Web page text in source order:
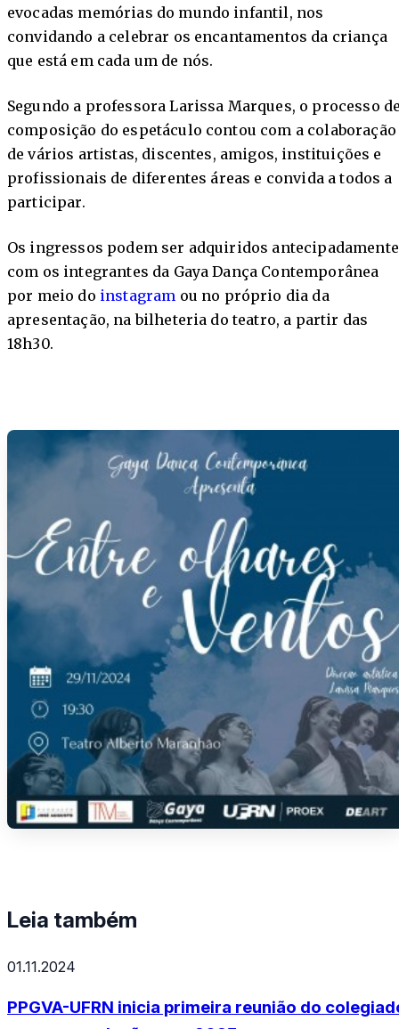
evocadas memórias do mundo infantil, nos
convidando a celebrar os encantamentos da criança
que está em cada um de nós.
Segundo a professora Larissa Marques, o processo
composição do espetáculo contou com a colaboração
de vários artistas, discentes, amigos, instituições e
profissionais de diferentes áreas e convida a todos a
participar.
Os ingressos podem ser adquiridos antecipadamente
com os integrantes da Gaya Dança Contemporânea
por meio do instagram ou no próprio dia da
apresentação, na bilheteria do teatro, a partir das
18h30.
Leia também
01.11.2024
PPGVA-UFRN inicia primeira reunião do